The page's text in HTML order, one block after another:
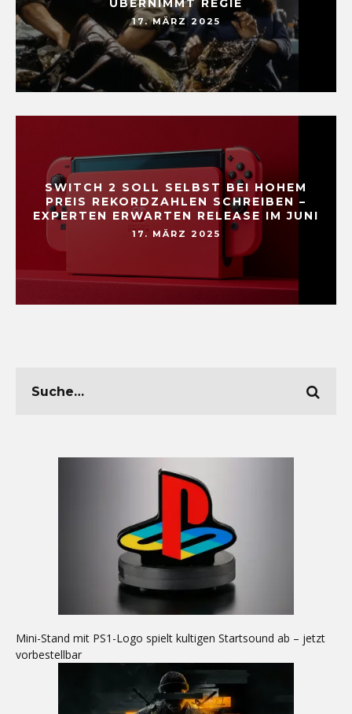
ÜBERNIMMT REGIE
17. MÄRZ 2025
SWITCH 2 SOLL SELBST BEI HOHEM
PREIS REKORDZAHLEN SCHREIBEN –
EXPERTEN ERWARTEN RELEASE IM JUNI
17. MÄRZ 2025
Mini-Stand mit PS1-Logo spielt kultigen Startsound ab – jetzt
vorbestellbar